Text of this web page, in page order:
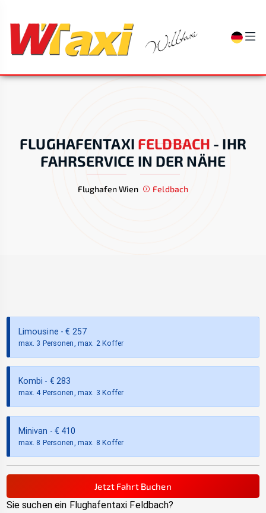
FLUGHAFENTAXI FELDBACH - IHR
FAHRSERVICE IN DER NÄHE
Flughafen Wien Feldbach
Limousine - € 257
max. 3 Personen, max. 2 Koffer
Kombi - € 283
max. 4 Personen, max. 3 Koffer
Minivan - € 410
max. 8 Personen, max. 8 Koffer
Jetzt Fahrt Buchen
Sie suchen ein Flughafentaxi Feldbach?